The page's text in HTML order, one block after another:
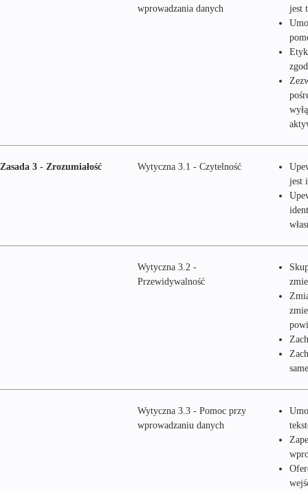
wprowadzania danych
jest
Zasada 3 - Zrozumiałość Wytyczna 3.1 - Czytelność
jest
Wytyczna 3.2 -
Przewidywalność
Wytyczna 3.3 - Pomoc przy
wprowadzaniu danych